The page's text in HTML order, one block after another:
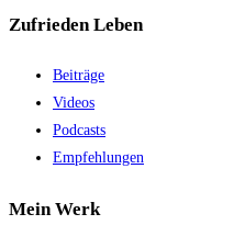
Zufrieden Leben
Beiträge
Videos
Podcasts
Empfehlungen
Mein Werk